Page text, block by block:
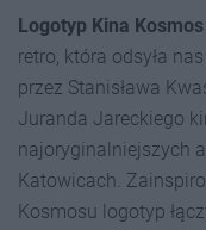
Logotyp Kina Kosmos
retro, która odsyła
przez Stanisława
Juranda Jareckiego
najoryginalniejszych
Katowicach.
Kosmosu logotyp